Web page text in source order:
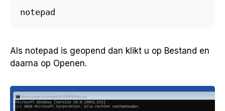
notepad
Als notepad is geopend dan klikt u op Bestand en
daarna op Openen.